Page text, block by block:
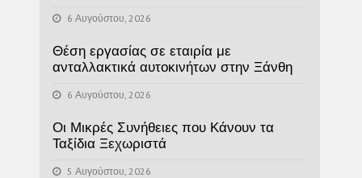
6 Αυγούστου, 2026
Θέση εργασίας σε εταιρία με
ανταλλακτικά αυτοκινήτων στην Ξάνθη
6 Αυγούστου, 2026
Οι Μικρές Συνήθειες που Κάνουν τα
Ταξίδια Ξεχωριστά
5 Αυγούστου, 2026